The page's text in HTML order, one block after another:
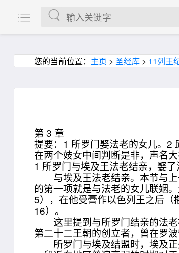
您的当前位置： 主页 >圣经库 > 11列王
第 3 章
提要：1 所罗门娶法老的女儿。2
在两个妓女中间判断是非，声名大
1 所罗门与埃及王法老结亲，娶
与埃及王法老结亲。本节与上
的第一项就是与法老的女儿联姻
5），在他受膏作以色列王之后
16）。
这里提到与所罗门结亲的法老
第二十二王朝的创立者，曾在罗
所罗门与埃及结盟时，埃及正